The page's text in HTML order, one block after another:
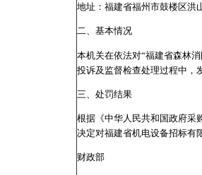
地址：福建省福州市鼓楼区洪
二、基本情况
本机关在依法对“福建省森林
投诉及监督检查处理过程中，
三、处罚结果
根据《中华人民共和国政府采
决定对福建省机电设备招标有
财政部